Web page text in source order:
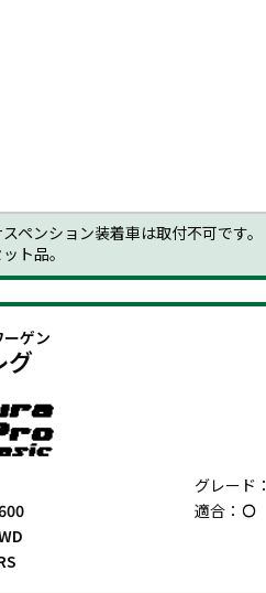
ペンション装着車は取付不可です。
ト品。
ゲン
グ
グレード：
適合：